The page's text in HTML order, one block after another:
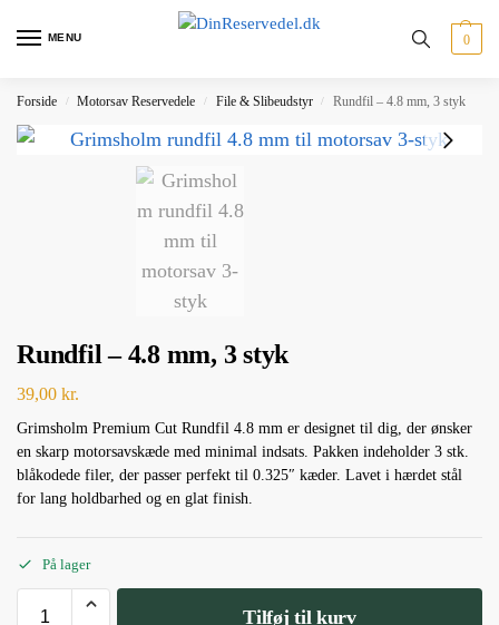
MENU 0
Forside / Motorsav Reservedele / File & Slibeudstyr / Rundfil – 4.8 mm, 3 styk
Rundfil – 4.8 mm, 3 styk
39,00 kr.
Grimsholm Premium Cut Rundfil 4.8 mm er designet til dig, der ønsker
en skarp motorsavskæde med minimal indsats. Pakken indeholder 3 stk.
blåkodede filer, der passer perfekt til 0.325″ kæder. Lavet i hærdet stål
for lang holdbarhed og en glat finish.
På lager
Tilføj til kurv